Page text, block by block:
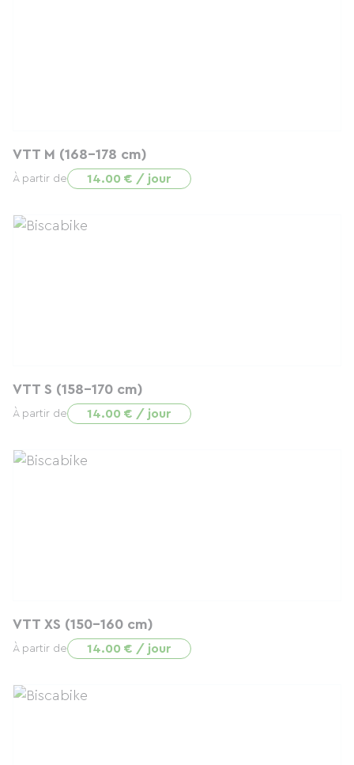
VTT M (168-178 cm)
À partir de 14.00 € / jour
VTT S (158-170 cm)
À partir de 14.00 € / jour
VTT XS (150-160 cm)
À partir de 14.00 € / jour